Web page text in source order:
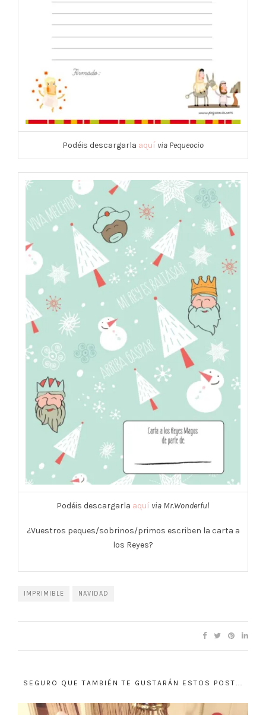
Podéis descargarla aquí via Pequeocio
Podéis descargarla aquí via Mr.Wonderful
¿Vuestros peques/sobrinos/primos escriben la carta a
los Reyes?
IMPRIMIBLE NAVIDAD
SEGURO QUE TAMBIÉN TE GUSTARÁN ESTOS POST...